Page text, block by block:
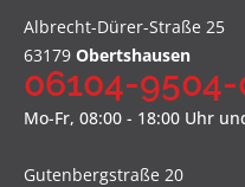
Albrecht-Dürer-Straße 25
63179 Obertshausen
06104-9504-
Mo-Fr, 08:00 - 18:00 Uhr
Gutenbergstraße 20